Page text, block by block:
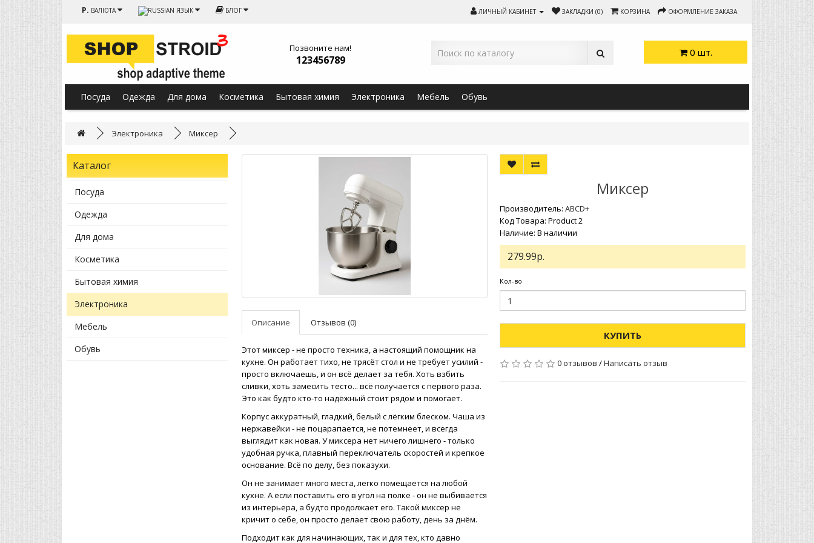
Р. ВАЛЮТА ЯЗЫК БЛОГ ЛИЧНЫЙ КАБИНЕТ ЗАКЛАДКИ (0) КОРЗИНА ОФОРМЛЕНИЕ ЗАКАЗА
Позвоните нам!
123456789
0 шт.
Посуда Одежда Для дома Косметика Бытовая химия Электроника Мебель Обувь
Электроника Миксер
Каталог
Посуда
Одежда
Для дома
Косметика
Бытовая химия
Электроника
Мебель
Обувь
Описание Отзывов (0)
Этот миксер - не просто техника, а настоящий помощник на
кухне. Он работает тихо, не трясёт стол и не требует усилий -
просто включаешь, и он всё делает за тебя. Хоть взбить
сливки, хоть замесить тесто... всё получается с первого раза.
Это как будто кто-то надёжный стоит рядом и помогает.
Корпус аккуратный, гладкий, белый с лёгким блеском. Чаша из
нержавейки - не поцарапается, не потемнеет, и всегда
выглядит как новая. У миксера нет ничего лишнего - только
удобная ручка, плавный переключатель скоростей и крепкое
основание. Всё по делу, без показухи.
Он не занимает много места, легко помещается на любой
кухне. А если поставить его в угол на полке - он не выбивается
из интерьера, а будто продолжает его. Такой миксер не
кричит о себе, он просто делает свою работу, день за днём.
Подходит как для начинающих, так и для тех, кто давно
Миксер
Производитель: ABCD+
Код Товара: Product 2
Наличие: В наличии
279.99р.
Кол-во
КУПИТЬ
0 отзывов /Написать отзыв